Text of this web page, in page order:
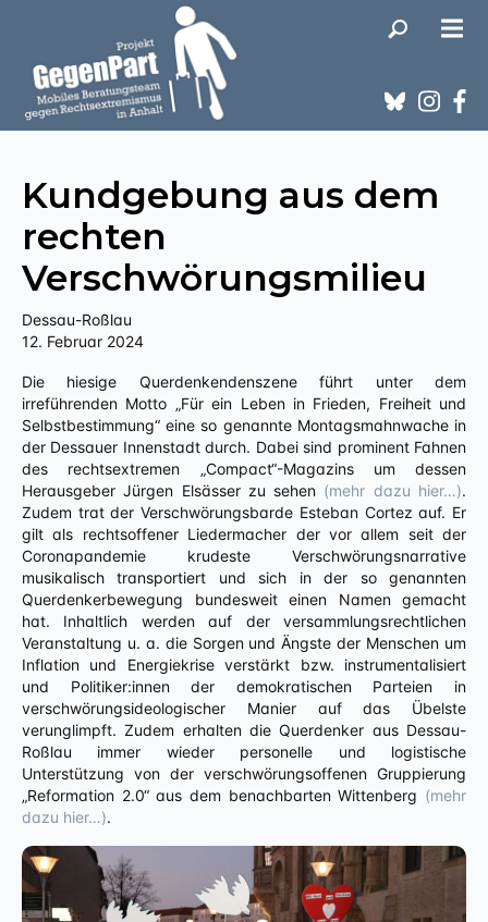
Kundgebung aus dem
rechten
Verschwörungsmilieu
Dessau-Roßlau
12. Februar 2024
Die hiesige Querdenkendenszene führt unter dem
irreführenden Motto „Für ein Leben in Frieden, Freiheit und
Selbstbestimmung“ eine so genannte Montagsmahnwache in
der Dessauer Innenstadt durch. Dabei sind prominent Fahnen
des rechtsextremen „Compact“-Magazins um dessen
Herausgeber Jürgen Elsässer zu sehen (mehr dazu hier…).
Zudem trat der Verschwörungsbarde Esteban Cortez auf. Er
gilt als rechtsoffener Liedermacher der vor allem seit der
Coronapandemie krudeste Verschwörungsnarrative
musikalisch transportiert und sich in der so genannten
Querdenkerbewegung bundesweit einen Namen gemacht
hat. Inhaltlich werden auf der versammlungsrechtlichen
Veranstaltung u. a. die Sorgen und Ängste der Menschen um
Inflation und Energiekrise verstärkt bzw. instrumentalisiert
und Politiker:innen der demokratischen Parteien in
verschwörungsideologischer Manier auf das Übelste
verunglimpft. Zudem erhalten die Querdenker aus Dessau-
Roßlau immer wieder personelle und logistische
Unterstützung von der verschwörungsoffenen Gruppierung
„Reformation 2.0“ aus dem benachbarten Wittenberg (mehr
dazu hier…).